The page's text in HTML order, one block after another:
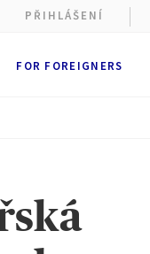
FOR FOREIGNERS
PŘIHLÁŠENÍ